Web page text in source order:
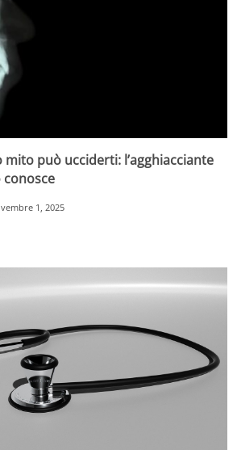
mito può ucciderti: l’agghiacciante
1, 2025